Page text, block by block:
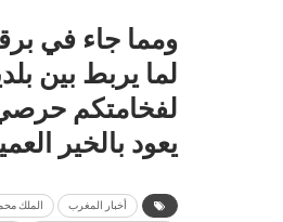
ومما جاء في
لما يربط بين
لفخامتكم
يعود بالخير
أخبار المغرب الملك